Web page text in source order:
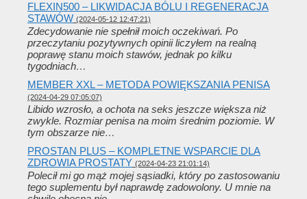
FLEXIN500 – LIKWIDACJA BÓLU I REGENERACJA
STAWÓW (2024-05-12 12:47:21)
Zdecydowanie nie spełnił moich oczekiwań. Po
przeczytaniu pozytywnych opinii liczyłem na realną
poprawę stanu moich stawów, jednak po kilku
tygodniach…
MEMBER XXL – METODA POWIĘKSZANIA PENISA
(2024-04-29 07:05:07)
Libido wzrosło, a ochota na seks jeszcze większa niż
zwykle. Rozmiar penisa na moim średnim poziomie. W
tym obszarze nie…
PROSTAN PLUS – KOMPLETNE WSPARCIE DLA
ZDROWIA PROSTATY (2024-04-23 21:01:14)
Polecił mi go mąż mojej sąsiadki, który po zastosowaniu
tego suplementu był naprawdę zadowolony. U mnie na